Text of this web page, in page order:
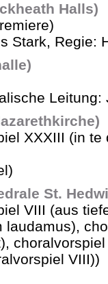
Halls)
Stark, Regie:
Leitung:
XXXIII (in te
St.
VIII (aus
VIII))